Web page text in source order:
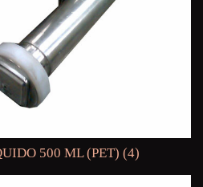
500 ML (PET) (4)